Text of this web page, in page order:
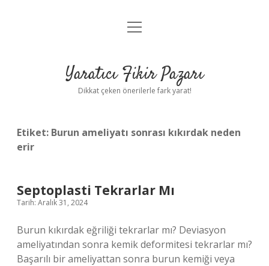
Anasayfa
Yasal Uyarı
menüyü
Yaratıcı Fikir Pazarı
Dikkat çeken önerilerle fark yarat!
Etiket: Burun ameliyatı sonrası kıkırdak neden
erir
Septoplasti Tekrarlar Mı
Tarih: Aralık 31, 2024
Burun kıkırdak eğriliği tekrarlar mı? Deviasyon
ameliyatından sonra kemik deformitesi tekrarlar mı?
Başarılı bir ameliyattan sonra burun kemiği veya